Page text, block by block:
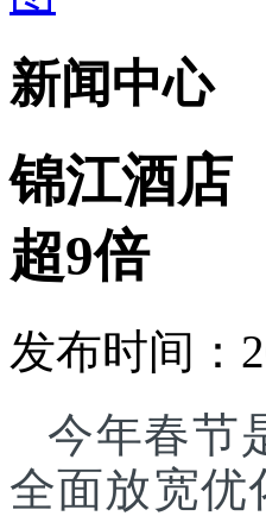
新闻中心
锦江酒店
超9倍
发布时间：
今年春节
全面放宽优